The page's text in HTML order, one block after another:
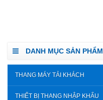
DANH MỤC SẢN PHẨM
THANG MÁY TẢI KHÁCH
THIẾT BỊ THANG NHẬP KHẨU